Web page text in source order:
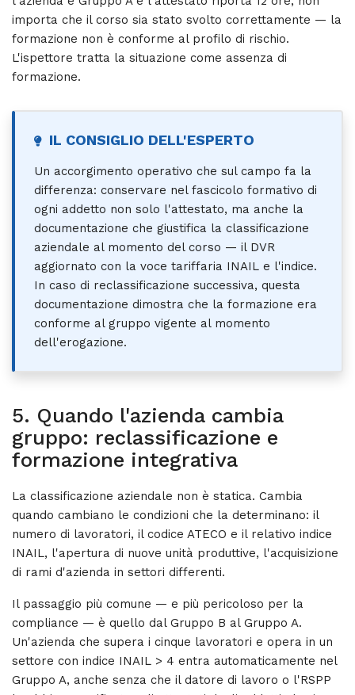
importa che il corso sia stato svolto correttamente — la
formazione non è conforme al profilo di rischio.
L'ispettore tratta la situazione come assenza di
formazione.
IL CONSIGLIO DELL'ESPERTO
Un accorgimento operativo che sul campo fa la
differenza: conservare nel fascicolo formativo di
ogni addetto non solo l'attestato, ma anche la
documentazione che giustifica la classificazione
aziendale al momento del corso — il DVR
aggiornato con la voce tariffaria INAIL e l'indice.
In caso di reclassificazione successiva, questa
documentazione dimostra che la formazione era
conforme al gruppo vigente al momento
dell'erogazione.
5. Quando l'azienda cambia
gruppo: reclassificazione e
formazione integrativa
La classificazione aziendale non è statica. Cambia
quando cambiano le condizioni che la determinano: il
numero di lavoratori, il codice ATECO e il relativo indice
INAIL, l'apertura di nuove unità produttive, l'acquisizione
di rami d'azienda in settori differenti.
Il passaggio più comune — e più pericoloso per la
compliance — è quello dal Gruppo B al Gruppo A.
Un'azienda che supera i cinque lavoratori e opera in un
settore con indice INAIL > 4 entra automaticamente nel
Gruppo A, anche senza che il datore di lavoro o l'RSPP